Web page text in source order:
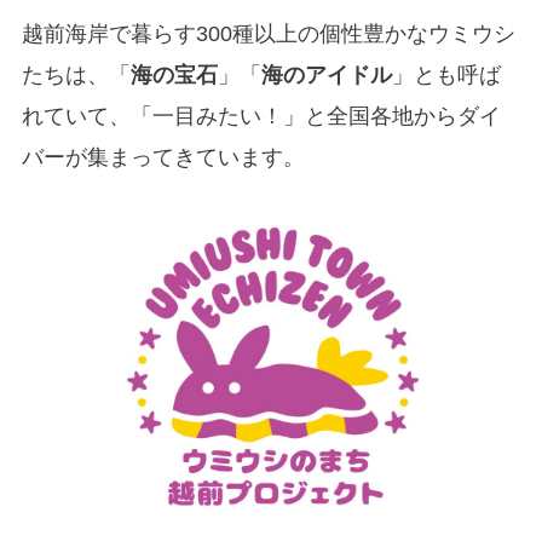
越前海岸で暮らす300種以上の個性豊かなウミウシ
たちは、「 海の宝石」「 海のアイドル」とも呼ば
れていて、「一目みたい！」と全国各地からダイ
バーが集まってきています。